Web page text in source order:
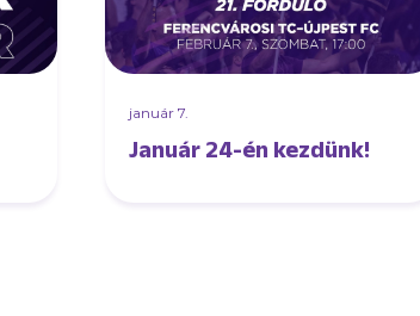
január 7.
Január 24-én kezdünk!